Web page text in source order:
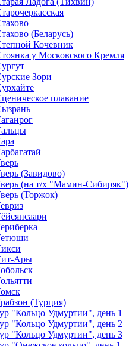
(Беларусь)
Кочевник
у Московского Кремля
Зори
плавание
(Завидово)
(на т/х "Мамин-Сибиряк")
(Торжок)
Ары
(Турция)
"Кольцо Удмуртии", день 1
"Кольцо Удмуртии", день 2
"Кольцо Удмуртии", день 3